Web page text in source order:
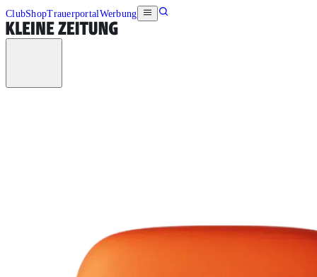
ClubShopTrauerportalWerbung